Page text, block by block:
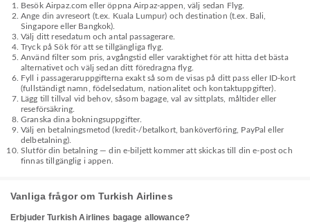
Besök Airpaz.com eller öppna Airpaz-appen, välj sedan Flyg.
Ange din avreseort (t.ex. Kuala Lumpur) och destination (t.ex. Bali,
Singapore eller Bangkok).
Välj ditt resedatum och antal passagerare.
Tryck på Sök för att se tillgängliga flyg.
Använd filter som pris, avgångstid eller varaktighet för att hitta det bästa
alternativet och välj sedan ditt föredragna flyg.
Fyll i passageraruppgifterna exakt så som de visas på ditt pass eller ID-kort
(fullständigt namn, födelsedatum, nationalitet och kontaktuppgifter).
Lägg till tillval vid behov, såsom bagage, val av sittplats, måltider eller
reseförsäkring.
Granska dina bokningsuppgifter.
Välj en betalningsmetod (kredit-/betalkort, banköverföring, PayPal eller
delbetalning).
Slutför din betalning — din e-biljett kommer att skickas till din e-post och
finnas tillgänglig i appen.
Vanliga frågor om Turkish Airlines
Erbjuder Turkish Airlines bagage allowance?